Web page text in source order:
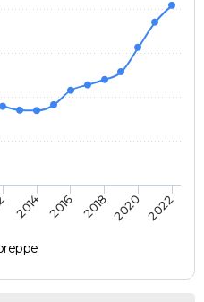
2014 2016 2018 2020 2022